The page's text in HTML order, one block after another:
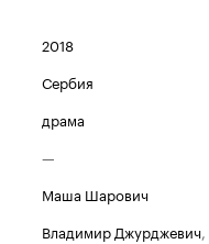
2018
Сербия
драма
—
Маша Шарович
Владимир Джурджевич,